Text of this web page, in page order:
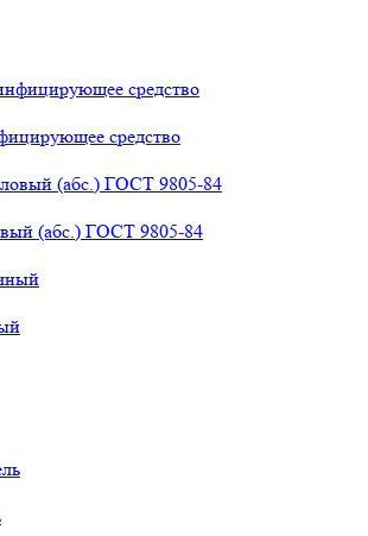
средство
(абс.) ГОСТ 9805-84